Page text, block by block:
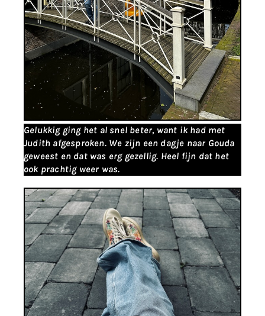
Gelukkig ging het al snel beter, want ik had met
Judith afgesproken. We zijn een dagje naar Gouda
geweest en dat was erg gezellig. Heel fijn dat het
ook prachtig weer was.